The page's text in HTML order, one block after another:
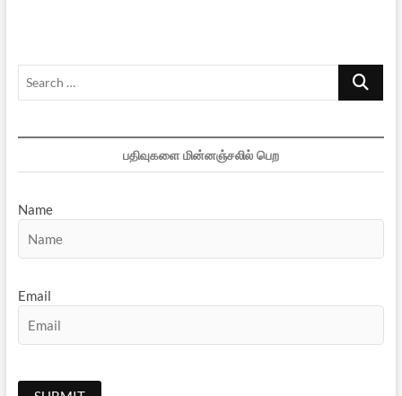
Search
பதிவுகளை மின்னஞ்சலில் பெற
Name
Email